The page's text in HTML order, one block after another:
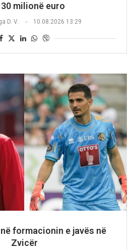
milionë euro
D. V. 10.08.2026 13:29
formacionin e javës në
Zvicër